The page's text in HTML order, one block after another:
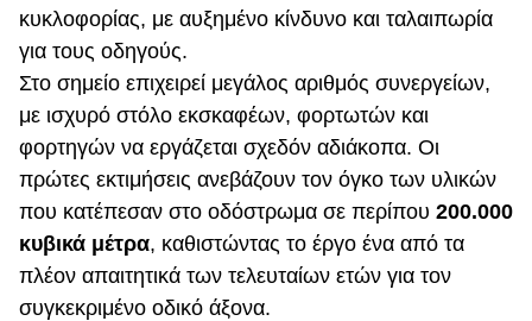
κυκλοφορίας, με αυξημένο κίνδυνο και ταλαιπωρία
για τους οδηγούς.
Στο σημείο επιχειρεί μεγάλος αριθμός συνεργείων,
με ισχυρό στόλο εκσκαφέων, φορτωτών και
φορτηγών να εργάζεται σχεδόν αδιάκοπα. Οι
πρώτες εκτιμήσεις ανεβάζουν τον όγκο των υλικών
που κατέπεσαν στο οδόστρωμα σε περίπου 200.000
κυβικά μέτρα, καθιστώντας το έργο ένα από τα
πλέον απαιτητικά των τελευταίων ετών για τον
συγκεκριμένο οδικό άξονα.